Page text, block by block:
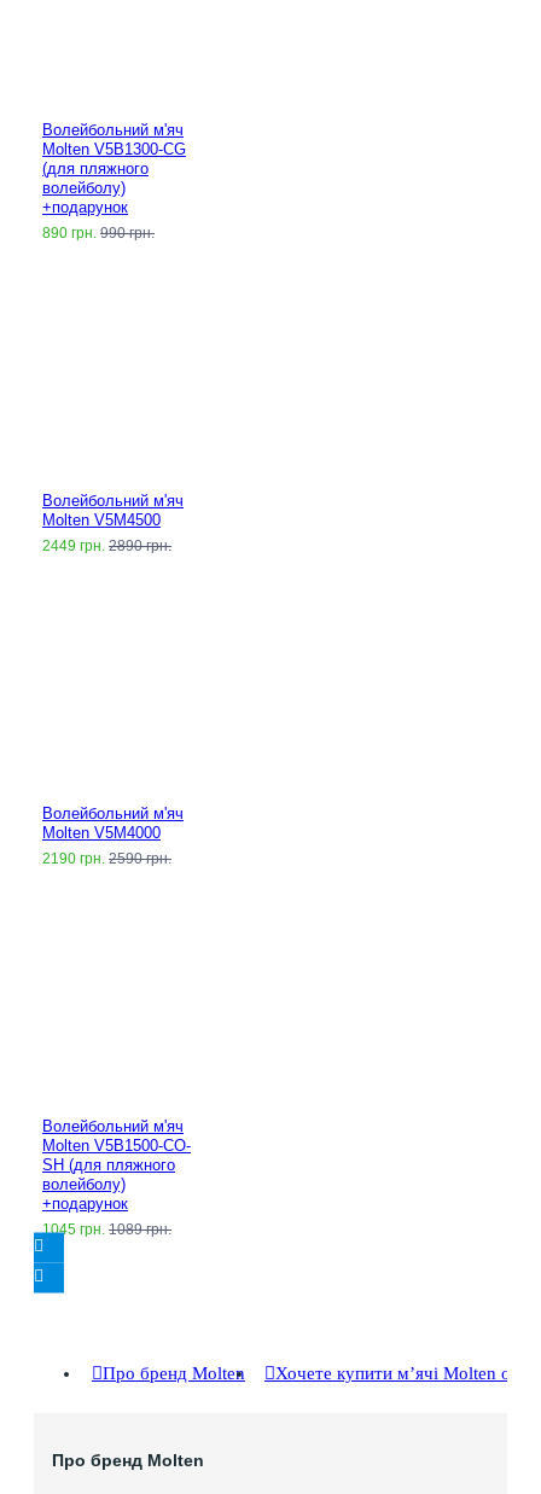
Волейбольний м'яч
Molten V5B1300-CG
(для пляжного
волейболу)
+подарунок
890 грн. 990 грн.
Волейбольний м'яч
Molten V5M4500
2449 грн. 2890 грн.
Волейбольний м'яч
Molten V5M4000
2190 грн. 2590 грн.
Волейбольний м'яч
Molten V5B1500-CO-
SH (для пляжного
волейболу)
+подарунок
1045 грн. 1089 грн.
Про бренд Molten Хочете купити мʼячі Molten
Про бренд Molten